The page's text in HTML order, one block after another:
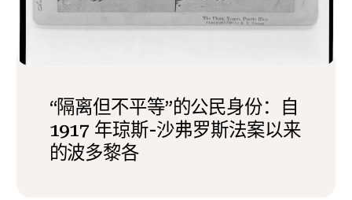
“隔离但不平等”的公民身份：自
1917 年琼斯-沙弗罗斯法案以来
的波多黎各